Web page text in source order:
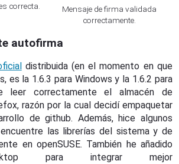
correcta.
Mensaje de firma validada
correctamente.
autofirma
distribuida (en el momento en que
es la 1.6.3 para Windows y la 1.6.2 para
leer correctamente el almacén de
razón por la cual decidí empaquetar
de github. Además, hice algunos
las librerías del sistema y de
en openSUSE. También he añadido
para integrar mejor